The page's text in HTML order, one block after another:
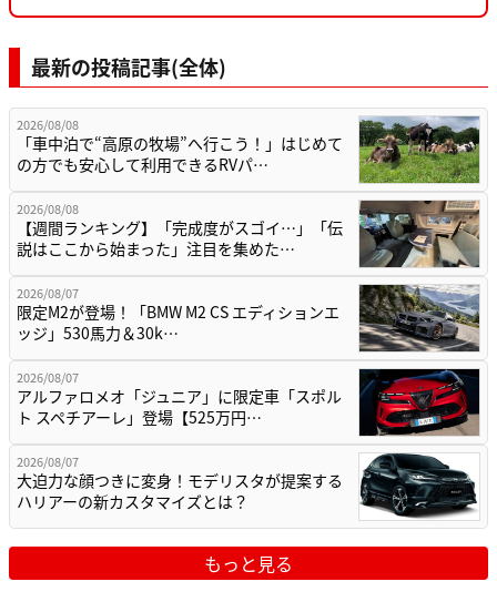
最新の投稿記事(全体)
2026/08/08
「車中泊で“高原の牧場”へ行こう！」はじめて
の方でも安心して利用できるRVパ…
2026/08/08
【週間ランキング】「完成度がスゴイ…」「伝
説はここから始まった」注目を集めた…
2026/08/07
限定M2が登場！「BMW M2 CS エディションエ
ッジ」530馬力＆30k…
2026/08/07
アルファロメオ「ジュニア」に限定車「スポル
ト スペチアーレ」登場【525万円…
2026/08/07
大迫力な顔つきに変身！モデリスタが提案する
ハリアーの新カスタマイズとは？
もっと見る